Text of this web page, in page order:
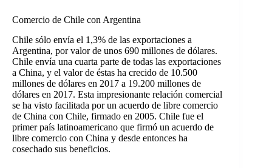
Comercio de Chile con Argentina
Chile sólo envía el 1,3% de las exportaciones a
Argentina, por valor de unos 690 millones de dólares.
Chile envía una cuarta parte de todas las exportaciones
a China, y el valor de éstas ha crecido de 10.500
millones de dólares en 2017 a 19.200 millones de
dólares en 2017. Esta impresionante relación comercial
se ha visto facilitada por un acuerdo de libre comercio
de China con Chile, firmado en 2005. Chile fue el
primer país latinoamericano que firmó un acuerdo de
libre comercio con China y desde entonces ha
cosechado sus beneficios.